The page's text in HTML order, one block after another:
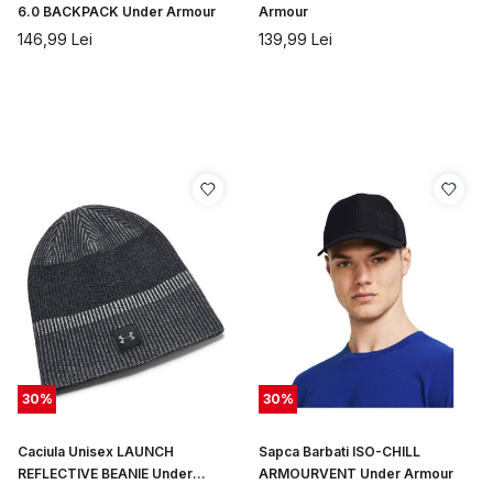
6.0 BACKPACK Under Armour
146,99 Lei
Armour
139,99 Lei
30%
Caciula Unisex LAUNCH
REFLECTIVE BEANIE Under
30%
Sapca Barbati ISO-CHILL
ARMOURVENT Under Armour